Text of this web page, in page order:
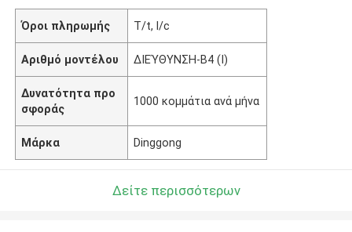
Όροι πληρωμής T/t, l/c
Αριθμό μοντέλου ΔΙΕΎΘΥΝΣΗ-B4 (Ι)
Δυνατότητα προ
σφοράς
1000 κομμάτια ανά μήνα
Μάρκα Dinggong
Δείτε περισσότερων